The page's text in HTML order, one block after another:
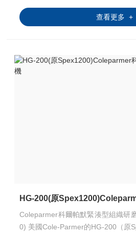
查看更多 +
Coleparmer科爾帕默緊湊型組織研
0) 美國Cole-Parmer的HG-200（原